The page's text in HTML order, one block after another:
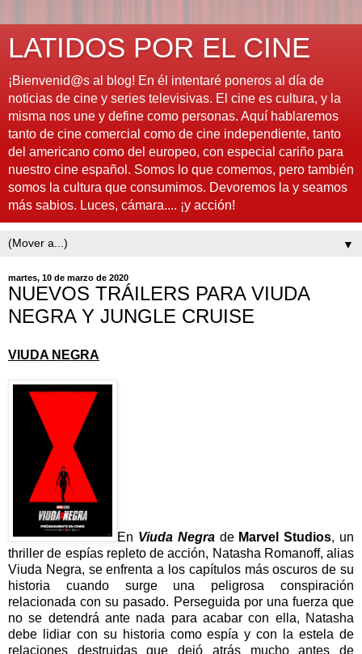
LATIDOS POR EL CINE
¡Bienvenid@s al blog! En él intentaré poneros al día de
noticias de cine y series televisivas. El cine es cultura, y la
misma nos une y define como personas. Aquí hablaremos
tanto de cine comercial como de cine independiente, tanto
del americano como del europeo, con especial cariño para
nuestro cine español. Somos lo que comemos, pero también
somos la cultura que consumimos. Devoremos la y seamos
más sabios. Luces, cámara.... ¡y acción!
▼
martes, 10 de marzo de 2020
NUEVOS TRÁILERS PARA VIUDA
NEGRA Y JUNGLE CRUISE
VIUDA NEGRA
En Viuda Negrade Marvel Studios, un
thriller de espías repleto de acción, Natasha Romanoff, alias
Viuda Negra, se enfrenta a los capítulos más oscuros de su
historia cuando surge una peligrosa conspiración
relacionada con su pasado. Perseguida por una fuerza que
no se detendrá ante nada para acabar con ella, Natasha
debe lidiar con su historia como espía y con la estela de
relaciones destruidas que dejó atrás mucho antes de